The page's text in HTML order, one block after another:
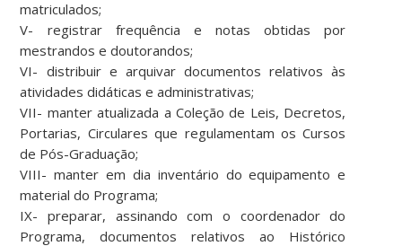
matriculados;
V- registrar frequência e notas obtidas por
mestrandos e doutorandos;
VI- distribuir e arquivar documentos relativos às
atividades didáticas e administrativas;
VII- manter atualizada a Coleção de Leis, Decretos,
Portarias, Circulares que regulamentam os Cursos
de Pós-Graduação;
VIII- manter em dia inventário do equipamento e
material do Programa;
IX- preparar, assinando com o coordenador do
Programa, documentos relativos ao Histórico